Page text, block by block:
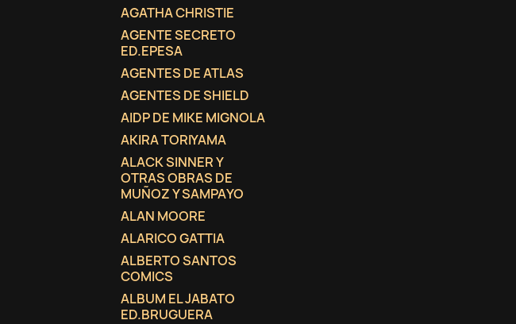
AGATHA CHRISTIE
AGENTE SECRETO
ED.EPESA
AGENTES DE ATLAS
AGENTES DE SHIELD
AIDP DE MIKE MIGNOLA
AKIRA TORIYAMA
ALACK SINNER Y
OTRAS OBRAS DE
MUÑOZ Y SAMPAYO
ALAN MOORE
ALARICO GATTIA
ALBERTO SANTOS
COMICS
ALBUM EL JABATO
ED.BRUGUERA